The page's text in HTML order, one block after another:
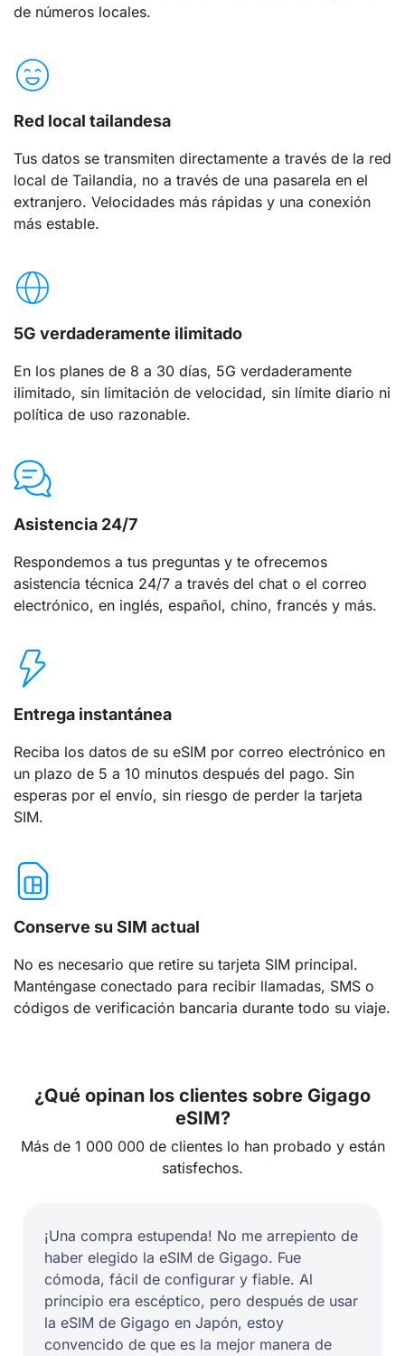
de números locales.
Red local tailandesa
Tus datos se transmiten directamente a través de la red
local de Tailandia, no a través de una pasarela en el
extranjero. Velocidades más rápidas y una conexión
más estable.
5G verdaderamente ilimitado
En los planes de 8 a 30 días, 5G verdaderamente
ilimitado, sin limitación de velocidad, sin límite diario ni
política de uso razonable.
Asistencia 24/7
Respondemos a tus preguntas y te ofrecemos
asistencia técnica 24/7 a través del chat o el correo
electrónico, en inglés, español, chino, francés y más.
Entrega instantánea
Reciba los datos de su eSIM por correo electrónico en
un plazo de 5 a 10 minutos después del pago. Sin
esperas por el envío, sin riesgo de perder la tarjeta
SIM.
Conserve su SIM actual
No es necesario que retire su tarjeta SIM principal.
Manténgase conectado para recibir llamadas, SMS o
códigos de verificación bancaria durante todo su viaje.
¿Qué opinan los clientes sobre Gigago
eSIM?
Más de 1 000 000 de clientes lo han probado y están
satisfechos.
¡Una compra estupenda! No me arrepiento de
haber elegido la eSIM de Gigago. Fue
cómoda, fácil de configurar y fiable. Al
principio era escéptico, pero después de usar
la eSIM de Gigago en Japón, estoy
convencido de que es la mejor manera de